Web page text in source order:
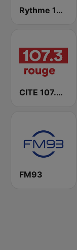
Rythme 105.7 FM
CITE 107.3 Rouge FM
FM93